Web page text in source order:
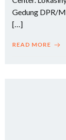
Gedung DPR/
[…]
READ MORE